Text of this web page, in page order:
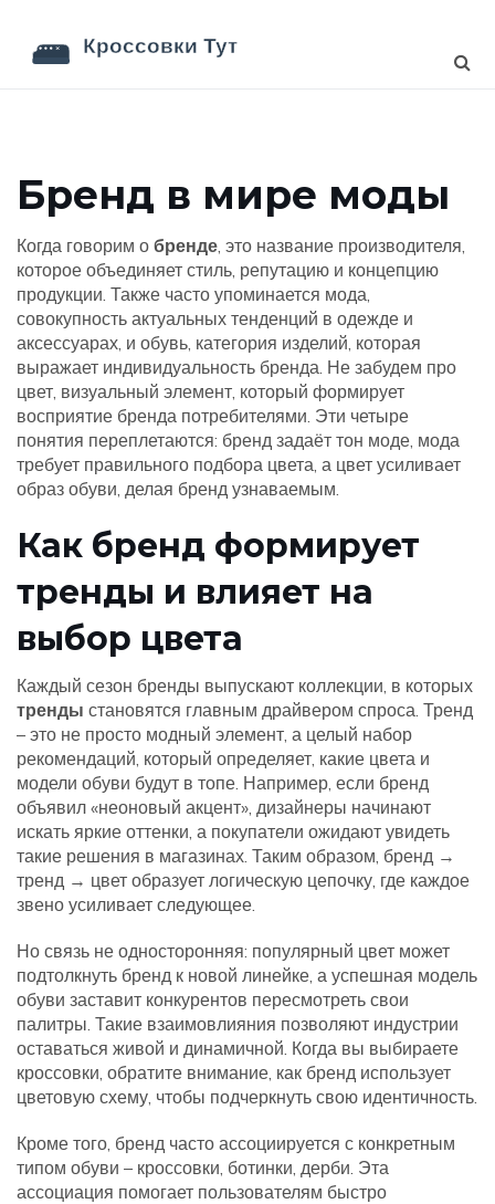
Бренд в мире моды
Когда говорим о бренде, это название производителя,
которое объединяет стиль, репутацию и концепцию
продукции. Также часто упоминается мода,
совокупность актуальных тенденций в одежде и
аксессуарах, и обувь, категория изделий, которая
выражает индивидуальность бренда. Не забудем про
цвет, визуальный элемент, который формирует
восприятие бренда потребителями. Эти четыре
понятия переплетаются: бренд задаёт тон моде, мода
требует правильного подбора цвета, а цвет усиливает
образ обуви, делая бренд узнаваемым.
Как бренд формирует
тренды и влияет на
выбор цвета
Каждый сезон бренды выпускают коллекции, в которых
тренды становятся главным драйвером спроса. Тренд
– это не просто модный элемент, а целый набор
рекомендаций, который определяет, какие цвета и
модели обуви будут в топе. Например, если бренд
объявил «неоновый акцент», дизайнеры начинают
искать яркие оттенки, а покупатели ожидают увидеть
такие решения в магазинах. Таким образом, бренд →
тренд → цвет образует логическую цепочку, где каждое
звено усиливает следующее.
Но связь не односторонняя: популярный цвет может
подтолкнуть бренд к новой линейке, а успешная модель
обуви заставит конкурентов пересмотреть свои
палитры. Такие взаимовлияния позволяют индустрии
оставаться живой и динамичной. Когда вы выбираете
кроссовки, обратите внимание, как бренд использует
цветовую схему, чтобы подчеркнуть свою идентичность.
Кроме того, бренд часто ассоциируется с конкретным
типом обуви – кроссовки, ботинки, дерби. Эта
ассоциация помогает пользователям быстро